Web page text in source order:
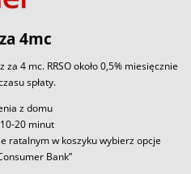
4mc
4 mc. RRSO około 0,5% miesięcznie
spłaty.
z domu
20 minut
ratalnym w koszyku wybierz opcje
Bank”